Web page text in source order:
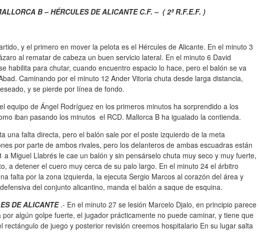
B – HÉRCULES DE ALICANTE C.F. – ( 2ª R.F.E.F. )
y el primero en mover la pelota es el Hércules de Alicante. En el minuto 3
al rematar de cabeza un buen servicio lateral. En el minuto 6 David
habilita para chutar, cuando encuentro espacio lo hace, pero el balón se va
Caminando por el minuto 12 Ander Vitoria chuta desde larga distancia,
y se pierde por línea de fondo.
equipo de Ángel Rodríguez en los primeros minutos ha sorprendido a los
iban pasando los minutos el RCD. Mallorca B ha igualado la contienda.
una falta directa, pero el balón sale por el poste izquierdo de la meta
por parte de ambos rivales, pero los delanteros de ambas escuadras están
Miguel Llabrés le cae un balón y sin pensárselo chuta muy seco y muy fuerte,
a detener el cuero muy cerca de su palo largo. En el minuto 24 el árbitro
falta por la zona izquierda, la ejecuta Sergio Marcos al corazón del área y
del conjunto alicantino, manda el balón a saque de esquina.
DE ALICANTE.- En el minuto 27 se lesión Marcelo Djalo, en principio parece
algún golpe fuerte, el jugador prácticamente no puede caminar, y tiene que
rectángulo de juego y posterior revisión creemos hospitalario En su lugar salta